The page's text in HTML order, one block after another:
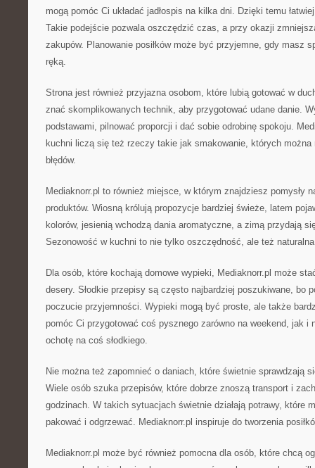
mogą pomóc Ci układać jadłospis na kilka dni. Dzięki temu
Takie podejście pozwala oszczędzić czas, a przy okazji
zakupów. Planowanie posiłków może być przyjemne, gdy masz
ręką.
Strona jest również przyjazna osobom, które lubią gotować w
znać skomplikowanych technik, aby przygotować udane danie.
podstawami, pilnować proporcji i dać sobie odrobinę spokoju.
kuchni liczą się też rzeczy takie jak smakowanie, których
błędów.
Mediaknorr.pl to również miejsce, w którym znajdziesz pomysły
produktów. Wiosną królują propozycje bardziej świeże, latem
kolorów, jesienią wchodzą dania aromatyczne, a zimą przydają
Sezonowość w kuchni to nie tylko oszczędność, ale też
Dla osób, które kochają domowe wypieki, Mediaknorr.pl może
desery. Słodkie przepisy są często najbardziej poszukiwane, bo
poczucie przyjemności. Wypieki mogą być proste, ale także
pomóc Ci przygotować coś pysznego zarówno na weekend, jak i
ochotę na coś słodkiego.
Nie można też zapomnieć o daniach, które świetnie sprawdzają
Wiele osób szuka przepisów, które dobrze znoszą transport i
godzinach. W takich sytuacjach świetnie działają potrawy, które
pakować i odgrzewać. Mediaknorr.pl inspiruje do tworzenia
Mediaknorr.pl może być również pomocna dla osób, które chcą